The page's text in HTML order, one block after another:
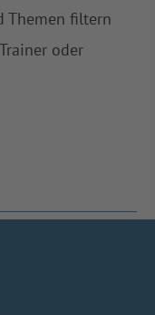
Themen filtern
oder